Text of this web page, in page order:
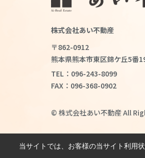
株式会社あい不動産
〒862-0912
熊本県熊本市東区錦ケ丘5番
TEL：096-243-8099
FAX：096-368-0902
© 株式会社あい不動産 All
当サイトでは、お客様の当サイト利用